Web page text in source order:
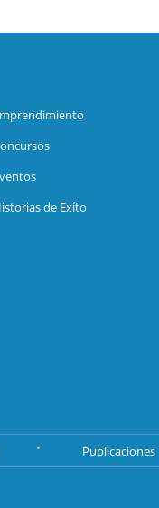
de Exíto
Publicaciones